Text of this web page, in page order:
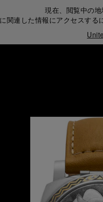
現在、閲覧中の
関連した情報にアクセスする